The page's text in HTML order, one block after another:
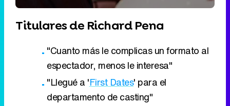
Titulares de Richard Pena
"Cuanto más le complicas un formato al
espectador, menos le interesa"
"Llegué a 'First Dates' para el
departamento de casting"